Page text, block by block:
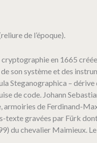
de l’époque).
en 1665
son système et des
Steganographica –
de code. Johann
de Ferdinand-
texte gravées par Fürk
du chevalier Maimieux.